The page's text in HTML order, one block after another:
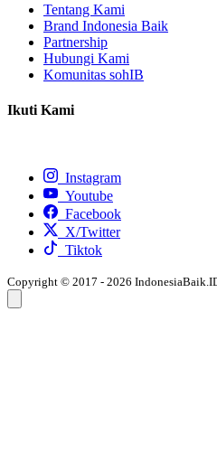
Tentang Kami
Brand Indonesia Baik
Partnership
Hubungi Kami
Komunitas sohIB
Ikuti Kami
Instagram
Youtube
Facebook
X/Twitter
Tiktok
Copyright © 2017 - 2026